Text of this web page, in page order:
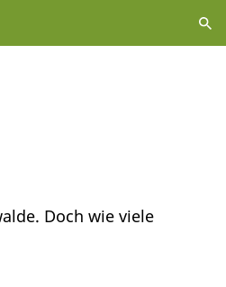
Doch wie viele